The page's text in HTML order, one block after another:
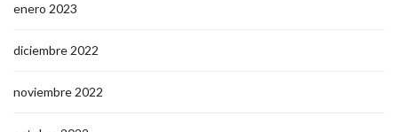
enero 2023
diciembre 2022
noviembre 2022